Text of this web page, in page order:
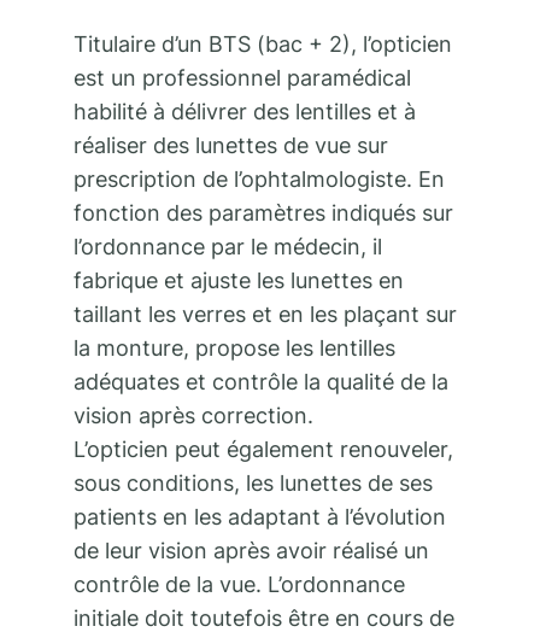
Titulaire d’un BTS (bac + 2), l’opticien
est un professionnel paramédical
habilité à délivrer des lentilles et à
réaliser des lunettes de vue sur
prescription de l’ophtalmologiste. En
fonction des paramètres indiqués sur
l’ordonnance par le médecin, il
fabrique et ajuste les lunettes en
taillant les verres et en les plaçant sur
la monture, propose les lentilles
adéquates et contrôle la qualité de la
vision après correction.
L’opticien peut également renouveler,
sous conditions, les lunettes de ses
patients en les adaptant à l’évolution
de leur vision après avoir réalisé un
contrôle de la vue. L’ordonnance
initiale doit toutefois être en cours de